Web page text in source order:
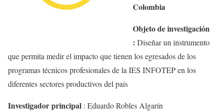
Colombia
Objeto de investigación
: Diseñar un instrumento
que permita medir el impacto que tienen los egresados de los
programas técnicos profesionales de la IES INFOTEP en los
diferentes sectores productivos del país
Investigador principal : Eduardo Robles Algarín